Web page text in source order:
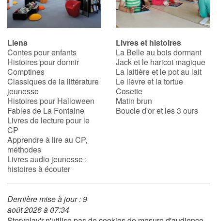
Liens
Contes pour enfants
Histoires pour dormir
Comptines
Classiques de la littérature
jeunesse
Histoires pour Halloween
Fables de La Fontaine
Livres de lecture pour le
CP
Apprendre à lire au CP,
méthodes
Livres audio jeunesse :
histoires à écouter
Livres et histoires
La Belle au bois dormant
Jack et le haricot magique
La laitière et le pot au lait
Le lièvre et la tortue
Cosette
Matin brun
Boucle d'or et les 3 ours
Dernière mise à jour : 9
août 2026 à 07:34